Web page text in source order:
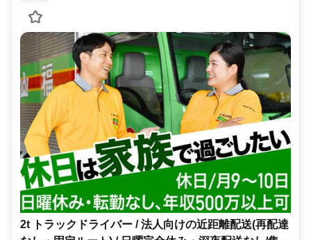
2t トラックドライバー / 法人向けの近距離配送(再配達